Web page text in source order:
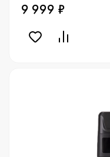
9 999 ₽